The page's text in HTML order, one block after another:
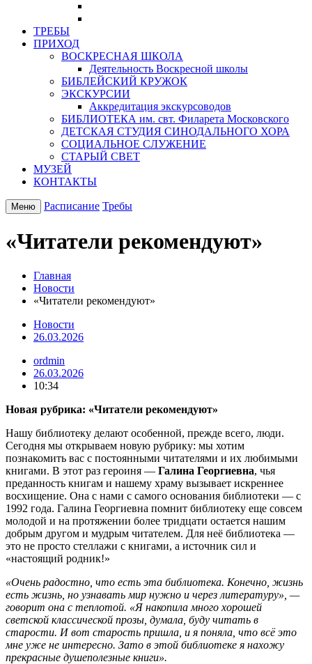
ТРЕБЫ
ПРИХОД
ВОСКРЕСНАЯ ШКОЛА
Деятельность Воскресной школы
БИБЛЕЙСКИЙ КРУЖОК
ЭКСКУРСИИ
Аккредитация экскурсоводов
БИБЛИОТЕКА им. свт. Филарета Московского
ДЕТСКАЯ СТУДИЯ СИНОДАЛЬНОГО ХОРА
СОЦИАЛЬНОЕ СЛУЖЕНИЕ
СТАРЫЙ СВЕТ
МУЗЕЙ
КОНТАКТЫ
Меню Расписание Требы
«Читатели рекомендуют»
Главная
Новости
«Читатели рекомендуют»
Новости
26.03.2026
ordmin
26.03.2026
10:34
Новая рубрика: «Читатели рекомендуют»
Нашу библиотеку делают особенной, прежде всего, люди.
Сегодня мы открываем новую рубрику: мы хотим
познакомить вас с постоянными читателями и их любимыми
книгами. В этот раз героиня — Галина Георгиевна, чья
преданность книгам и нашему храму вызывает искреннее
восхищение. Она с нами с самого основания библиотеки — с
1992 года. Галина Георгиевна помнит библиотеку еще совсем
молодой и на протяжении более тридцати остается нашим
добрым другом и мудрым читателем. Для неё библиотека —
это не просто стеллажи с книгами, а источник сил и
«настоящий родник!»
«Очень радостно, что есть эта библиотека. Конечно, жизнь
есть жизнь, но узнавать мир нужно и через литературу», —
говорит она с теплотой. «Я накопила много хорошей
светской классической прозы, думала, буду читать в
старости. И вот старость пришла, и я поняла, что всё это
мне уже не интересно. Зато в этой библиотеке я нахожу
прекрасные душеполезные книги».